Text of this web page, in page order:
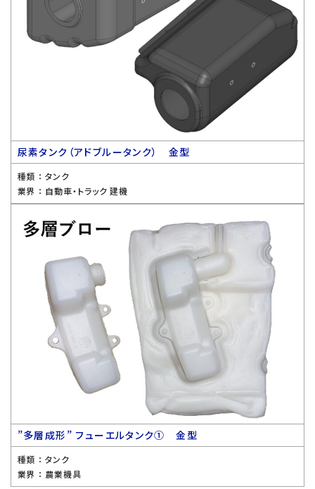
尿素タンク（アドブルータンク） 金型
種類 ： タンク
業界 ： 自動車・トラック 建機
”多層成形” フューエルタンク① 金型
種類 ： タンク
業界 ： 農業機具